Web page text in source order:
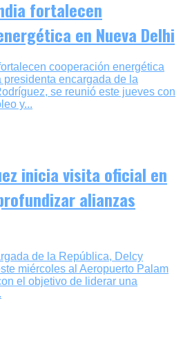
fortalecen
en Nueva Delhi
cooperación energética
encargada de la
se reunió este jueves con
y...
inicia visita oficial en
alianzas
de la República, Delcy
miércoles al Aeropuerto Palam
el objetivo de liderar una